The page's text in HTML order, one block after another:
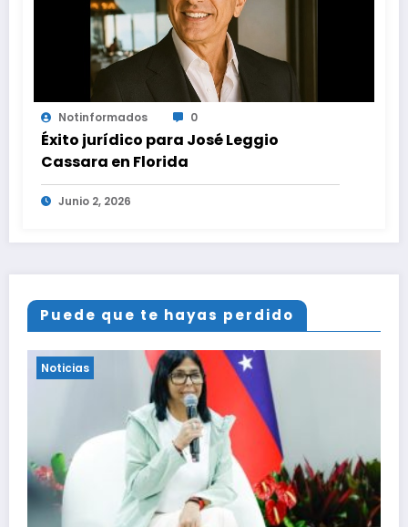
Notinformados 0
Éxito jurídico para José Leggio
Cassara en Florida
Junio 2, 2026
Puede que te hayas perdido
Noticias